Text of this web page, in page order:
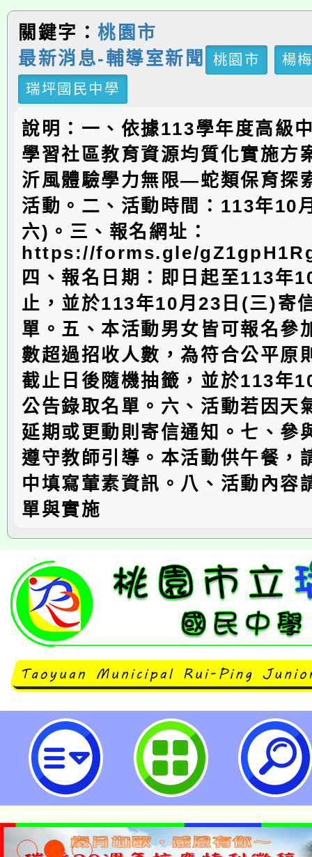
關鍵字：桃園市
最新消息-輔導室新聞
桃園市
楊
瑞坪國民中學
說明：一、依據113學年度高級
學習社區教育資源均質化實施方
沂風體驗學力無限—蛇類保育探
活動。二、活動時間：113年10
六)。三、報名網址：
https://forms.gle/
四、報名日期：即日起至113年
止，並於113年10月23日(三)寄
單。五、本活動男女皆可報名參
數超過招收人數，為符合公平原
截止日後隨機抽籤，並於113年
公告錄取名單。六、活動若因天
延期或更動則寄信通知。七、參
遵守教師引導。本活動供午餐，
中填寫葷素資訊。八、活動內容
單與實施
轉知新竹女中辦理113學年度第一
校適性學習社區教育資源均質化子
學力無限—蛇類保育探索學術體驗
瑞坪國民中學